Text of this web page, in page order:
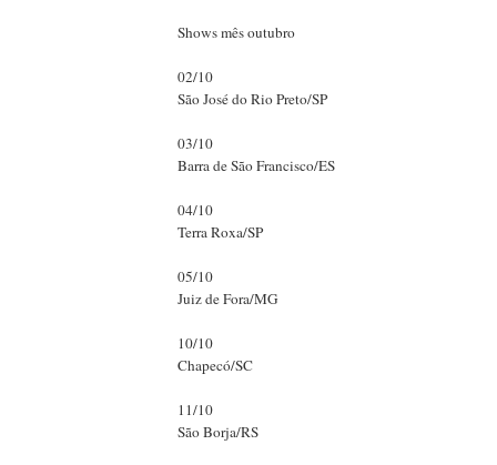
Shows mês outubro
02/10
São José do Rio Preto/SP
03/10
Barra de São Francisco/ES
04/10
Terra Roxa/SP
05/10
Juiz de Fora/MG
10/10
Chapecó/SC
11/10
São Borja/RS